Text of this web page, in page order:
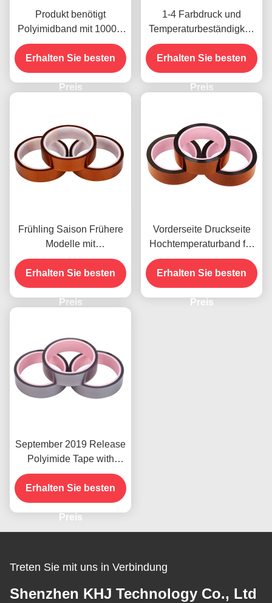
Produkt benötigt
Polyimidband mit 1000V
Spannungsfestigkeit
Erhalten Sie besten
Preis
1-4 Farbdruck und
Temperaturbeständigkeit
-10C-80C
Zahlungsmethode mit
Kreditkarte für frühere
Modelle
Erhalten Sie besten
Preis
Frühling Saison Frühere
Modelle mit
Feuchtigkeitsbeständigke
it und 2,5N/25mm
Schälfestigkeit
Erhalten Sie besten
Preis
Vorderseite Druckseite
Hochtemperaturband für
das vorhandene Produkt
Erhalten Sie besten
Preis
September 2019 Release
Polyimide Tape with
Casual Style
Erhalten Sie besten
Preis
Treten Sie mit uns in Verbindung
Shenzhen KHJ Technology Co., Ltd